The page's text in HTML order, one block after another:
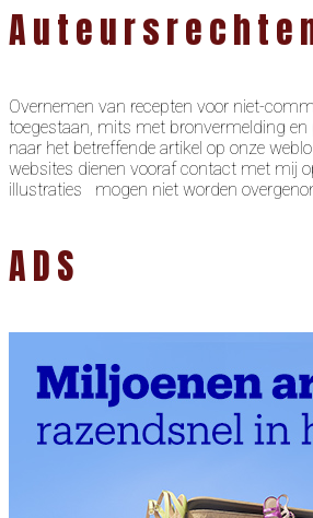
Overnemen van recepten voor niet-
toegestaan, mits met bronvermelding en
naar het betreffende artikel op onze
websites dienen vooraf contact met mij
illustraties mogen niet worden
ADS